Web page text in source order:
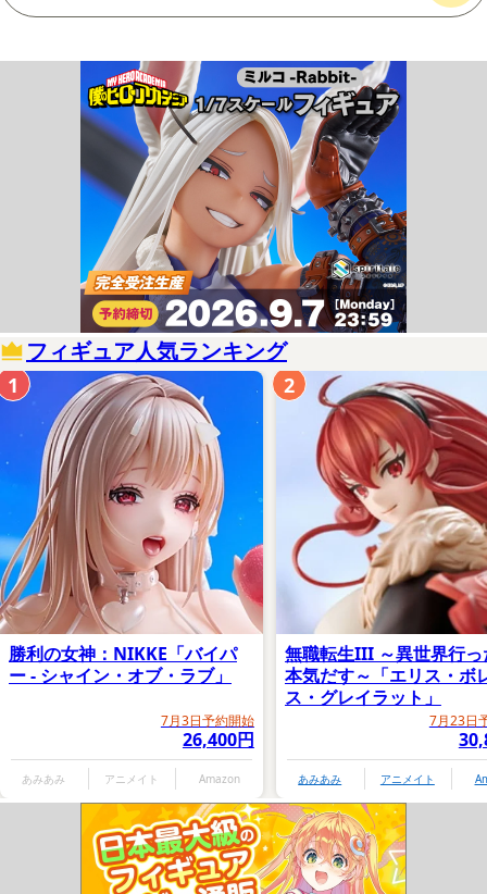
フィギュア人気ランキング
勝利の女神：NIKKE「バイパ
ー - シャイン・オブ・ラブ」
7月3日予約開始
26,400円
あみあみ アニメイト Amazon
1
無職転生III ～異世界行っ
本気だす～「エリス・ボ
ス・グレイラット」
7月23日
あみあみ アニメイト
2